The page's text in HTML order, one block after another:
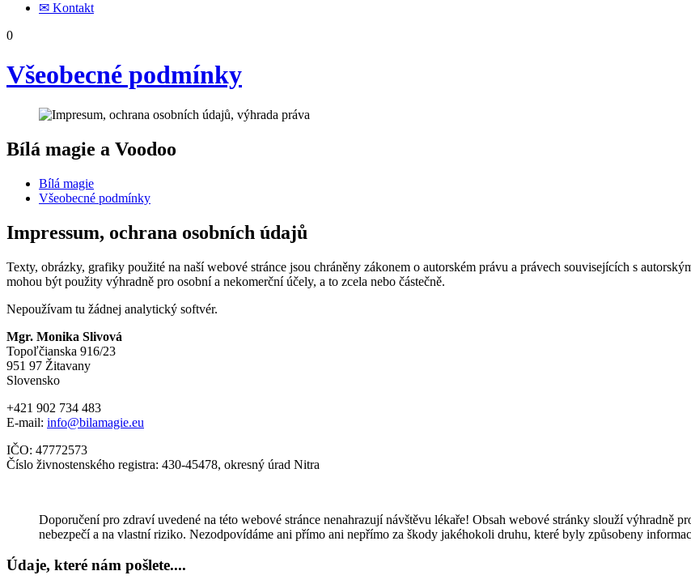
✉ Kontakt
0
Všeobecné podmínky
Bílá magie a Voodoo
Bílá magie
Všeobecné podmínky
Impressum, ochrana osobních údajů
Texty, obrázky, grafiky použité na naší webové stránce jsou chráněny zákonem o autorském právu a právech souvisejících s
mohou být použity výhradně pro osobní a nekomerční účely, a to zcela nebo částečně.
Nepoužívam tu žádnej analytický softvér.
Mgr. Monika Slivová
Topoľčianska 916/23
951 97 Žitavany
Slovensko
+421 902 734 483
E-mail: info@bilamagie.eu
IČO: 47772573
Číslo živnostenského registra: 430-45478, okresný úrad Nitra
Doporučení pro zdraví uvedené na této webové stránce nenahrazují návštěvu lékaře! Obsah webové stránky slouží výhradně
nebezpečí a na vlastní riziko. Nezodpovídáme ani přímo ani nepřímo za škody jakéhokoli druhu, které byly způsobeny
Údaje, které nám pošlete....